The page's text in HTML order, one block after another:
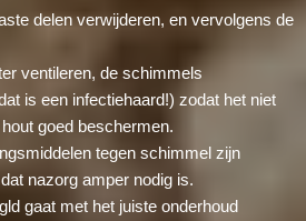
delen verwijderen, en vervolgens de
ventileren, de schimmels
is een infectiehaard!) zodat het niet
goed beschermen.
tegen schimmel zijn
nazorg amper nodig is.
gaat met het juiste onderhoud